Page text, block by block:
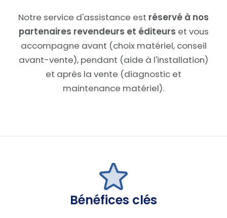
Notre service d'assistance est réservé à nos
partenaires revendeurs et éditeurs et vous
accompagne avant (choix matériel, conseil
avant-vente), pendant (aide à l'installation)
et après la vente (diagnostic et
maintenance matériel).
Bénéfices clés